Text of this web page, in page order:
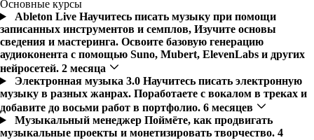
Основные курсы
Ableton Live Научитесь писать музыку при помощи
записанных инструментов и семплов, Изучите основы
сведения и мастеринга. Освоите базовую генерацию
аудиоконента с помощью Suno, Mubert, ElevenLabs и других
нейросетей. 2 месяца
Электронная музыка 3.0 Научитесь писать электронную
музыку в разных жанрах. Поработаете с вокалом в треках и
добавите до восьми работ в портфолио. 6 месяцев
Музыкальный менеджер Поймёте, как продвигать
музыкальные проекты и монетизировать творчество. 4